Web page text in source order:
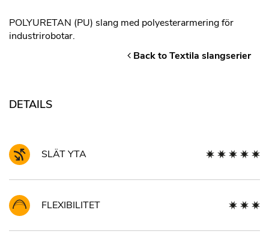
POLYURETAN (PU) slang med polyesterarmering för
industrirobotar.
Back to Textila slangserier
DETAILS
SLÄT YTA
FLEXIBILITET